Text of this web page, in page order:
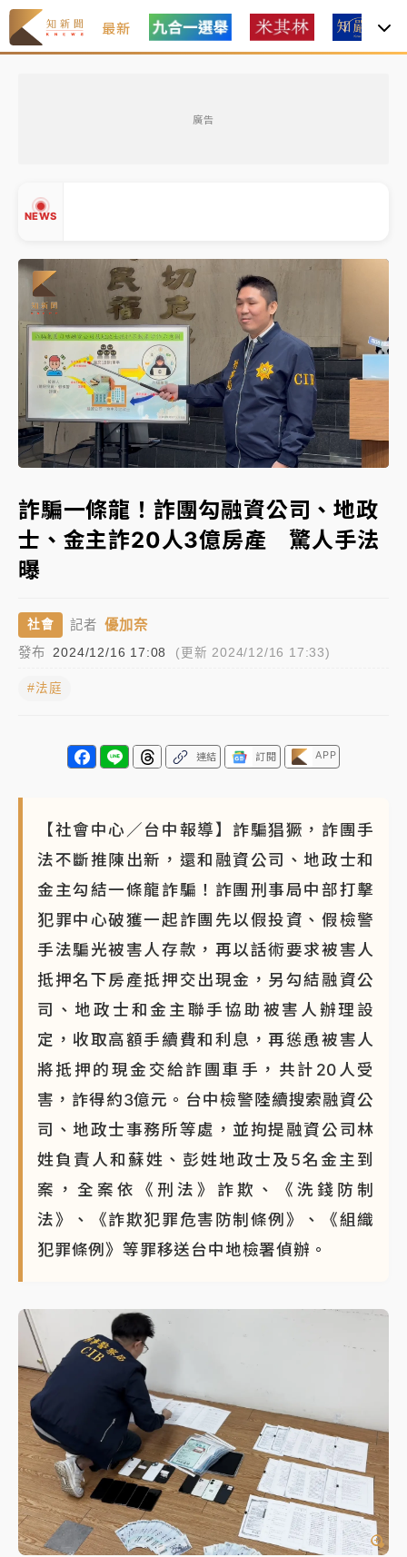
最新
廣告
NEWS
有片｜
連根拔起
中颱白海豚風雨來了！中部以北防豪雨 今晚、明天影
響最劇烈
白海豚逼近！北市水門只出不進 未移置車輛最高罰
4800＋拖吊費
油價持續凍漲！ 中油宣布下周一汽柴油價格維持不變
中颱白海豚進逼！台北喜來登圍籬傾倒砸傷人 民權西
路鷹架倒塌壓2車
連根拔起
中颱白海豚風雨來了！中部以北防豪雨 今晚、明天影
響最劇烈
白海豚逼近！北市水門只出不進 未移置車輛最高罰
4800＋拖吊費
▲
▼
Unmute Loaded:
46.20%
詐騙一條龍！詐團勾融資公司、地政
士、金主詐20人3億房產 驚人手法
曝
社會 記者 優加奈
發布 2024/12/16 17:08 (更新 2024/12/16 17:33)
#法庭
連結 訂閱 APP
【社會中心／台中報導】詐騙猖獗，詐團手
法不斷推陳出新，還和融資公司、地政士和
金主勾結一條龍詐騙！詐團刑事局中部打擊
犯罪中心破獲一起詐團先以假投資、假檢警
手法騙光被害人存款，再以話術要求被害人
抵押名下房產抵押交出現金，另勾結融資公
司、地政士和金主聯手協助被害人辦理設
定，收取高額手續費和利息，再慫恿被害人
將抵押的現金交給詐團車手，共計20人受
害，詐得約3億元。台中檢警陸續搜索融資公
司、地政士事務所等處，並拘提融資公司林
姓負責人和蘇姓、彭姓地政士及5名金主到
案，全案依《刑法》詐欺、《洗錢防制
法》、《詐欺犯罪危害防制條例》、《組織
犯罪條例》等罪移送台中地檢署偵辦。